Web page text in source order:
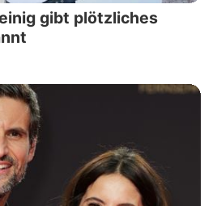
gibt plötzliches